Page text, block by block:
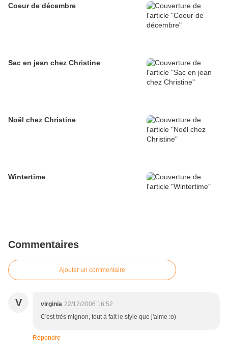
Coeur de décembre
Sac en jean chez Christine
Noël chez Christine
Wintertime
Commentaires
Ajouter un commentaire
V virginia 22/12/2006 16:52
C'est très mignon, tout à fait le style que j'aime :o)
Répondre